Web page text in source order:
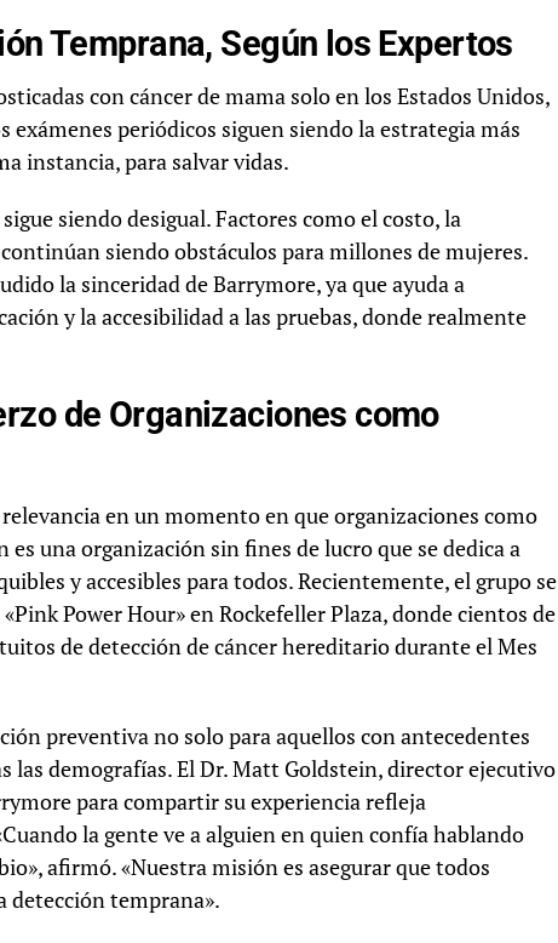
Temprana, Según los Expertos
con cáncer de mama solo en los Estados Unidos,
periódicos siguen siendo la estrategia más
instancia, para salvar vidas.
siendo desigual. Factores como el costo, la
siendo obstáculos para millones de mujeres.
la sinceridad de Barrymore, ya que ayuda a
y la accesibilidad a las pruebas, donde realmente
de Organizaciones como
en un momento en que organizaciones como
es una organización sin fines de lucro que se dedica a
y accesibles para todos. Recientemente, el grupo se
Power Hour» en Rockefeller Plaza, donde cientos de
de detección de cáncer hereditario durante el Mes
preventiva no solo para aquellos con antecedentes
las demografías. El Dr. Matt Goldstein, director ejecutivo
para compartir su experiencia refleja
la gente ve a alguien en quien confía hablando
afirmó. «Nuestra misión es asegurar que todos
detección temprana».